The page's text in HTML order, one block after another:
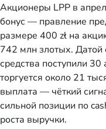
Акционеры LPP в
бонус — правление
размере 400 zł на
742 млн злотых. Датой
средства поступили
торгуется около 21
выплата — чёткий
сильной позиции по
роста выручки.